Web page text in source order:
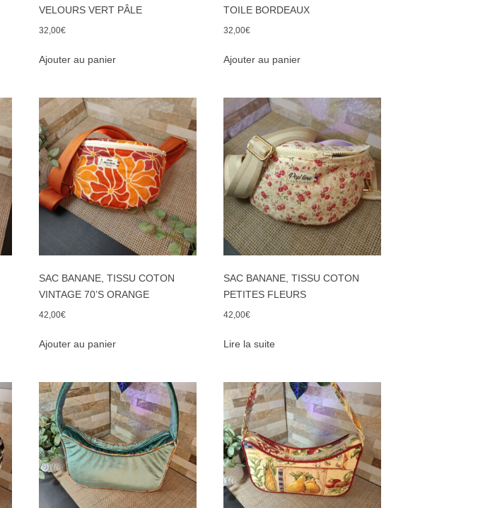
VELOURS VERT PÂLE
32,00€
Ajouter au panier
TOILE BORDEAUX
32,00€
Ajouter au panier
SAC BANANE, TISSU COTON
VINTAGE 70’S ORANGE
42,00€
Ajouter au panier
SAC BANANE, TISSU COTON
PETITES FLEURS
42,00€
Lire la suite